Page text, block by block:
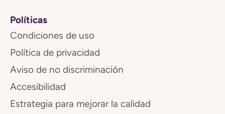
Políticas
Condiciones de uso
Política de privacidad
Aviso de no discriminación
Accesibilidad
Estrategia para mejorar la calidad